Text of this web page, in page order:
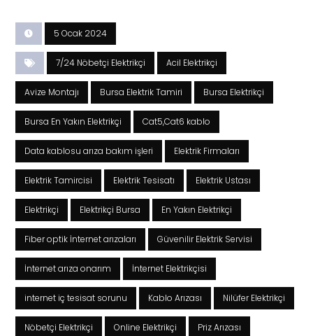
5 Ocak 2024
7/24 Nöbetçi Elektrikçi Acil Elektrikçi
Avize Montajı Bursa Elektrik Tamiri Bursa Elektrikçi
Bursa En Yakın Elektrikçi Cat5,Cat6 kablo
Data kablosu arıza bakım işleri Elektrik Firmaları
Elektrik Tamircisi Elektrik Tesisatı Elektrik Ustası
Elektrikçi Elektrikçi Bursa En Yakın Elektrikçi
Fiber optik İnternet arızaları Güvenilir Elektrik Servisi
İnternet arıza onarım İnternet Elektrikçisi
internet iç tesisat sorunu Kablo Arızası Nilüfer Elektrikçi
Nöbetçi Elektrikçi Online Elektrikçi Priz Arızası